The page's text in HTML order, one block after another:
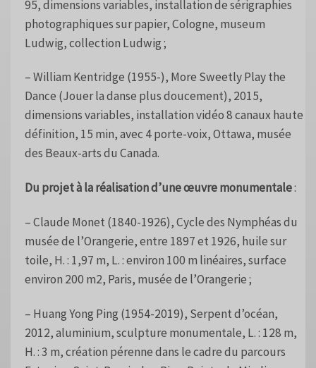
95, dimensions variables, installation de sérigraphies
photographiques sur papier, Cologne, museum
Ludwig, collection Ludwig ;
– William Kentridge (1955-), More Sweetly Play the
Dance (Jouer la danse plus doucement), 2015,
dimensions variables, installation vidéo 8 canaux haute
définition, 15 min, avec 4 porte-voix, Ottawa, musée
des Beaux-arts du Canada.
Du projet à la réalisation d’une œuvre monumentale:
– Claude Monet (1840-1926), Cycle des Nymphéas du
musée de l’Orangerie, entre 1897 et 1926, huile sur
toile, H. : 1,97 m, L. : environ 100 m linéaires, surface
environ 200 m2, Paris, musée de l’Orangerie ;
– Huang Yong Ping (1954-2019), Serpent d’océan,
2012, aluminium, sculpture monumentale, L. : 128 m,
H. : 3 m, création pérenne dans le cadre du parcours